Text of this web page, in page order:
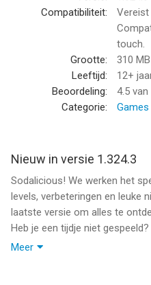
spelers samen sprankelende
Kenmerken van Candy Crush
*Meer dan 10000
*Graphics om van te
een Seizoenspas vol beloningen
*Speltypen vol bruisende pret
Prik – verwissel de flessen en
paarse prik te laten stromen
Compatibiliteit:
Vereist
touch.
Grootte:
310 MB
Leeftijd:
12+
Beoordeling:
4.5 van
Categorie:
Games
Nieuw in versie 1.324.3
Sodalicious! We werken het
levels, verbeteringen en leuke
laatste versie om alles te
Heb je een tijdje niet
nieuwe speler? Voor je het
Meer